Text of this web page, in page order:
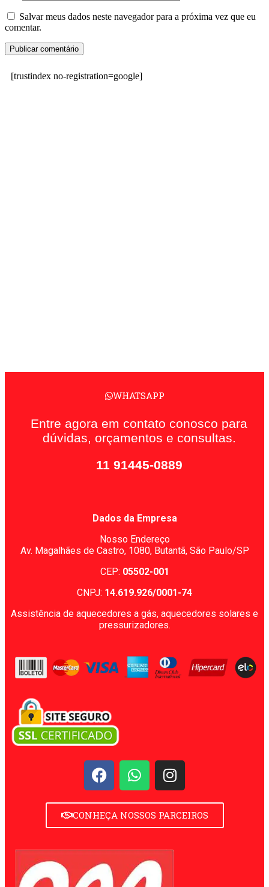
Salvar meus dados neste navegador para a próxima vez que eu
comentar.
[trustindex no-registration=google]
WHATSAPP
Entre agora em contato conosco para
dúvidas, orçamentos e consultas.
11 91445-0889
Dados da Empresa
Nosso Endereço
Av. Magalhães de Castro, 1080, Butantã, São Paulo/SP
CEP: 05502-001
CNPJ: 14.619.926/0001-74
Assistência de aquecedores a gás, aquecedores solares e
pressurizadores.
CONHEÇA NOSSOS PARCEIROS